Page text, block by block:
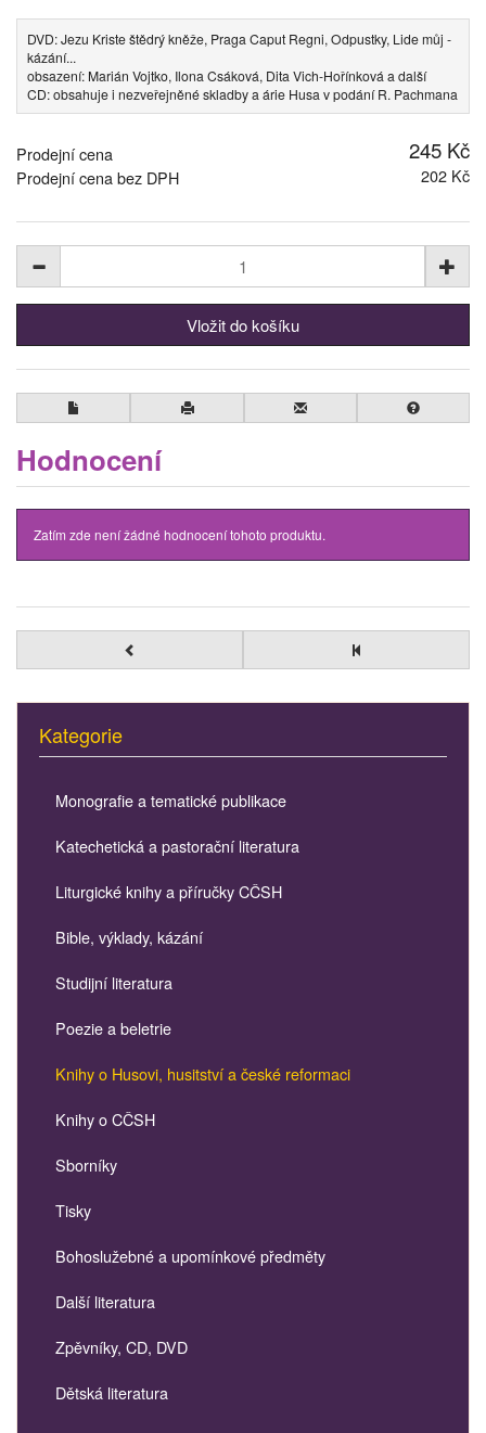
DVD: Jezu Kriste štědrý kněže, Praga Caput Regni, Odpustky, Lide můj -
kázání...
obsazení: Marián Vojtko, Ilona Csáková, Dita Vich-Hořínková a další
CD: obsahuje i nezveřejněné skladby a árie Husa v podání R. Pachmana
Prodejní cena 245 Kč
Prodejní cena bez DPH 202 Kč
Hodnocení
Zatím zde není žádné hodnocení tohoto produktu.
Kategorie
Monografie a tematické publikace
Katechetická a pastorační literatura
Liturgické knihy a příručky CČSH
Bible, výklady, kázání
Studijní literatura
Poezie a beletrie
Knihy o Husovi, husitství a české reformaci
Knihy o CČSH
Sborníky
Tisky
Bohoslužebné a upomínkové předměty
Další literatura
Zpěvníky, CD, DVD
Dětská literatura